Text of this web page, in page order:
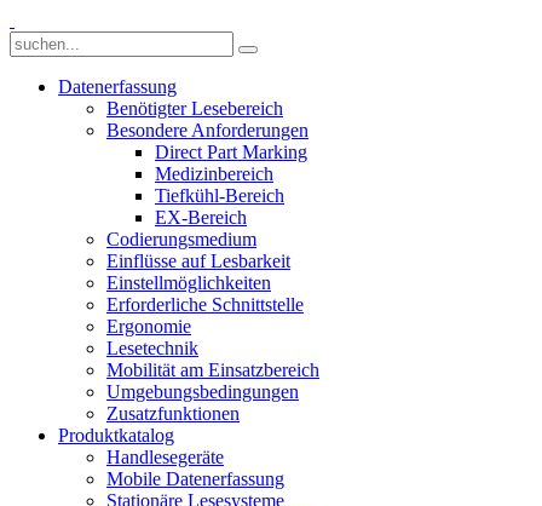
Datenerfassung
Benötigter Lesebereich
Besondere Anforderungen
Direct Part Marking
Medizinbereich
Tiefkühl-Bereich
EX-Bereich
Codierungsmedium
Einflüsse auf Lesbarkeit
Einstellmöglichkeiten
Erforderliche Schnittstelle
Ergonomie
Lesetechnik
Mobilität am Einsatzbereich
Umgebungsbedingungen
Zusatzfunktionen
Produktkatalog
Handlesegeräte
Mobile Datenerfassung
Stationäre Lesesysteme